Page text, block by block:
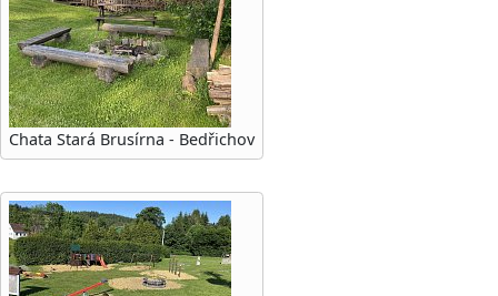
Chata Stará Brusírna - Bedřichov